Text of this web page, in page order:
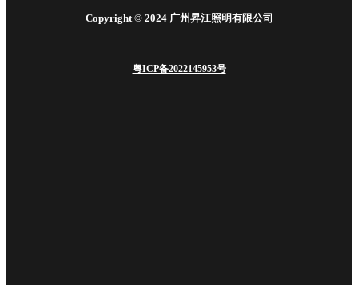
Copyright © 2024 广州昇江照明有限公司
粤ICP备2022145953号